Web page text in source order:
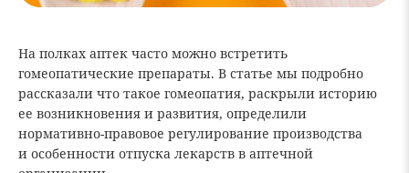
На полках аптек часто можно встретить
гомеопатические препараты. В статье мы подробно
рассказали что такое гомеопатия, раскрыли историю
ее возникновения и развития, определили
нормативно-правовое регулирование производства
и особенности отпуска лекарств в аптечной